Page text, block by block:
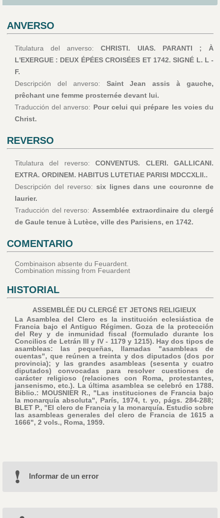
ANVERSO
Titulatura del anverso:CHRISTI. UIAS. PARANTI ; À
L'EXERGUE : DEUX ÉPÉES CROISÉES ET 1742. SIGNÉ L. L -
F.
Descripción del anverso: Saint Jean assis à gauche,
prêchant une femme prosternée devant lui.
Traducción del anverso: Pour celui qui prépare les voies du
Christ.
REVERSO
Titulatura del reverso:CONVENTUS. CLERI. GALLICANI.
EXTRA. ORDINEM. HABITUS LUTETIAE PARISI MDCCXLII..
Descripción del reverso: six lignes dans une couronne de
laurier.
Traducción del reverso: Assemblée extraordinaire du clergé
de Gaule tenue à Lutèce, ville des Parisiens, en 1742.
COMENTARIO
Combinaison absente du Feuardent.
Combination missing from Feuardent
HISTORIAL
ASSEMBLÉE DU CLERGÉ ET JETONS RELIGIEUX
La Asamblea del Clero es la institución eclesiástica de
Francia bajo el Antiguo Régimen. Goza de la protección
del Rey y de inmunidad fiscal (formulado durante los
Concilios de Letrán III y IV - 1179 y 1215). Hay dos tipos de
asambleas: las pequeñas, llamadas "asambleas de
cuentas", que reúnen a treinta y dos diputados (dos por
provincia); y las grandes asambleas (sesenta y cuatro
diputados) convocadas para resolver cuestiones de
carácter religioso (relaciones con Roma, protestantes,
jansenismo, etc.). La última asamblea se celebró en 1788.
Biblio.: MOUSNIER R., "Las instituciones de Francia bajo
la monarquía absoluta", París, 1974, t. yo, págs. 284-288;
BLET P., "El clero de Francia y la monarquía. Estudio sobre
las asambleas generales del clero de Francia de 1615 a
1666", 2 vols., Roma, 1959.
Informar de un error